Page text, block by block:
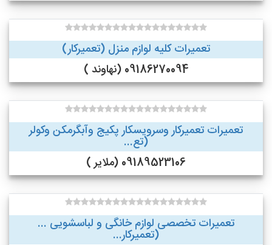
تعمیرات کلیه لوازم منزل (تعمیرکار)
09186270094 (نهاوند )
تعمیرات تعمیرکار وسرویسکار پکیج وآبگرمکن وکولر
(تع...
09189523106 (ملایر )
تعمیرات تخصصی لوازم خانگی و لباسشویی ...
(تعمیرکار...